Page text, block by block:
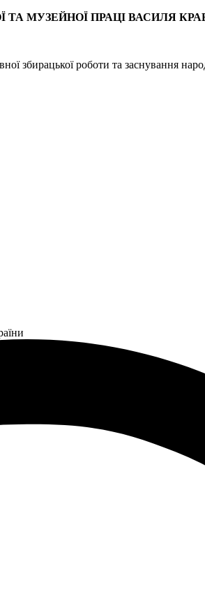
МУЗЕЙНОЇ ПРАЦІ ВАСИЛЯ
збирацької роботи та заснування